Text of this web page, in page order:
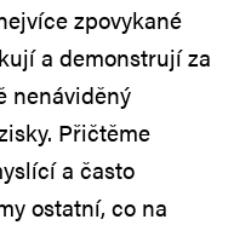
zpovykané
a demonstrují za
nenáviděný
Přičtěme
a často
ostatní, co na